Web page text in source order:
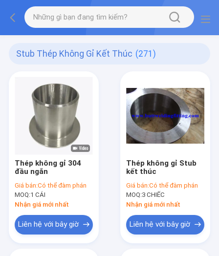
Stub Thép Không Gỉ Kết Thúc (271)
Thép không gỉ 304
đầu ngắn
Giá bán:Có thể đàm phán
MOQ:1 CÁI
Nhận giá mới nhất
Liên hệ với bây giờ
Thép không gỉ Stub
kết thúc
Giá bán:Có thể đàm phán
MOQ:3 CHIẾC
Nhận giá mới nhất
Liên hệ với bây giờ